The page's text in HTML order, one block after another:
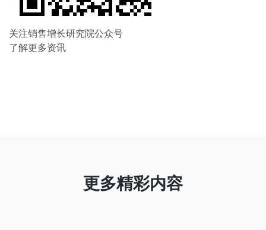
关注销售增长研究院公众号
了解更多资讯